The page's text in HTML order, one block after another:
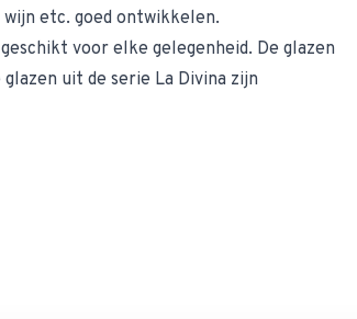
etc. goed ontwikkelen.
voor elke gelegenheid. De glazen
uit de serie La Divina zijn